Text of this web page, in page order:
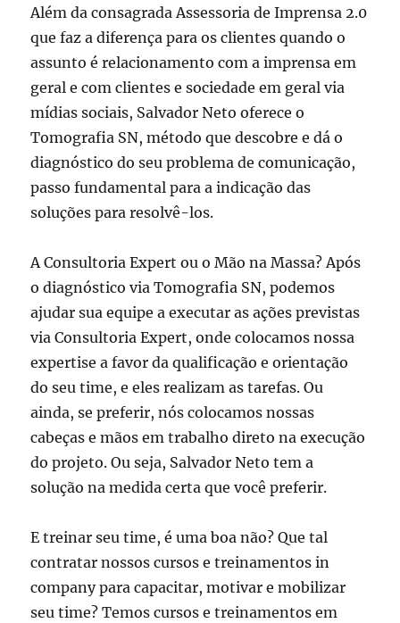
Além da consagrada Assessoria de Imprensa 2.0
que faz a diferença para os clientes quando o
assunto é relacionamento com a imprensa em
geral e com clientes e sociedade em geral via
mídias sociais, Salvador Neto oferece o
Tomografia SN, método que descobre e dá o
diagnóstico do seu problema de comunicação,
passo fundamental para a indicação das
soluções para resolvê-los.
A Consultoria Expert ou o Mão na Massa? Após
o diagnóstico via Tomografia SN, podemos
ajudar sua equipe a executar as ações previstas
via Consultoria Expert, onde colocamos nossa
expertise a favor da qualificação e orientação
do seu time, e eles realizam as tarefas. Ou
ainda, se preferir, nós colocamos nossas
cabeças e mãos em trabalho direto na execução
do projeto. Ou seja, Salvador Neto tem a
solução na medida certa que você preferir.
E treinar seu time, é uma boa não? Que tal
contratar nossos cursos e treinamentos in
company para capacitar, motivar e mobilizar
seu time? Temos cursos e treinamentos em